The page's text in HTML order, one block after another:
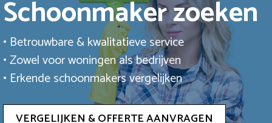
Schoonmaker zoeken
• Betrouwbare & kwalitatieve service
• Zowel voor woningen als bedrijven
• Erkende schoonmakers vergelijken
VERGELIJKEN & OFFERTE AANVRAGEN